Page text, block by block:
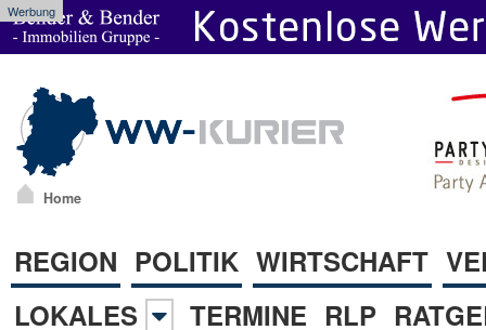
Werbung
Home
REGION POLITIK WIRTSCHAFT
LOKALES
TERMINE RLP